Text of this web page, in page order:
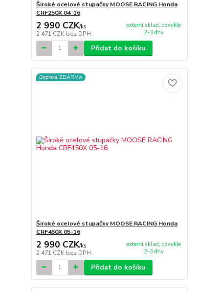
Široké ocelové stupačky MOOSE RACING Honda
CRF250X 04-16
2 990 CZK/ks
2 471 CZK bez DPH
externí sklad, obvykle
2-3 dny
Přidat do košíku
Doprava ZDARMA
Široké ocelové stupačky MOOSE RACING Honda
CRF450X 05-16
2 990 CZK/ks
2 471 CZK bez DPH
externí sklad, obvykle
2-3 dny
Přidat do košíku